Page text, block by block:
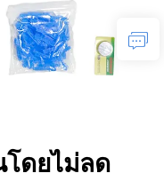
ดยไม่ลด